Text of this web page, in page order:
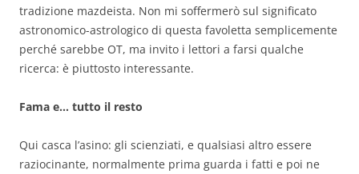
tradizione mazdeista. Non mi soffermerò sul significato
astronomico-astrologico di questa favoletta semplicemente
perché sarebbe OT, ma invito i lettori a farsi qualche
ricerca: è piuttosto interessante.
Fama e… tutto il resto
Qui casca l’asino: gli scienziati, e qualsiasi altro essere
raziocinante, normalmente prima guarda i fatti e poi ne